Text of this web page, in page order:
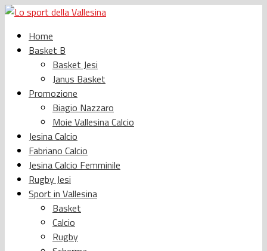
Home
Basket B
Basket Jesi
Janus Basket
Promozione
Biagio Nazzaro
Moie Vallesina Calcio
Jesina Calcio
Fabriano Calcio
Jesina Calcio Femminile
Rugby Jesi
Sport in Vallesina
Basket
Calcio
Rugby